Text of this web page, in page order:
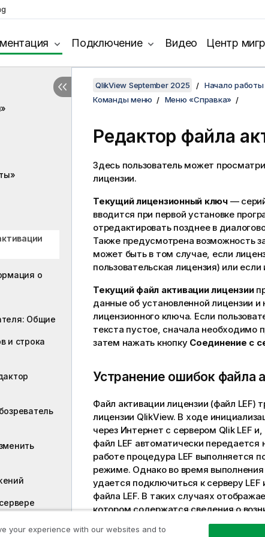
Подключение Видео Центр
о
Общие
и строка
QlikView September 2025 Начало работы
Команды меню
Меню «Справка»
Редактор файла
Здесь пользователь может
лицензии.
Текущий лицензионный ключ—
вводится при первой установке
отредактировать позднее в
Также предусмотрена возможность
может быть в том случае, если
пользовательская лицензия) или
Текущий файл активации лицензии
данные об установленной лицензии
лицензионного ключа. Если
текста пустое, сначала необходимо
затем нажать кнопку Соединение с
Устранение ошибок файла
Файл активации лицензии (файл LEF)
лицензии QlikView. В ходе
через Интернет с сервером Qlik LEF
файл LEF автоматически
работе процедура LEF выполняется
режиме. Однако во время
удается подключиться к серверу
файла LEF. В таких случаях
котором содержатся сведения о
Если пользователь не может
your experience with our websites and to